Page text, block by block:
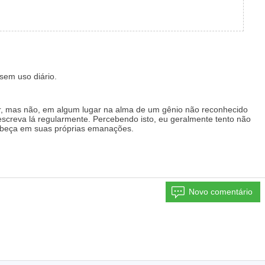
uso diário.
não, em algum lugar na alma de um gênio não reconhecido
lá regularmente. Percebendo isto, eu geralmente tento não
em suas próprias emanações.
Novo comentário